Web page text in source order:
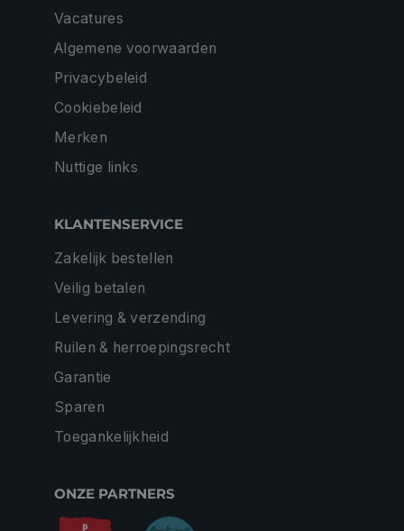
Vacatures
Algemene voorwaarden
Privacybeleid
Cookiebeleid
Merken
Nuttige links
KLANTENSERVICE
Zakelijk bestellen
Veilig betalen
Levering & verzending
Ruilen & herroepingsrecht
Garantie
Sparen
Toegankelijkheid
ONZE PARTNERS